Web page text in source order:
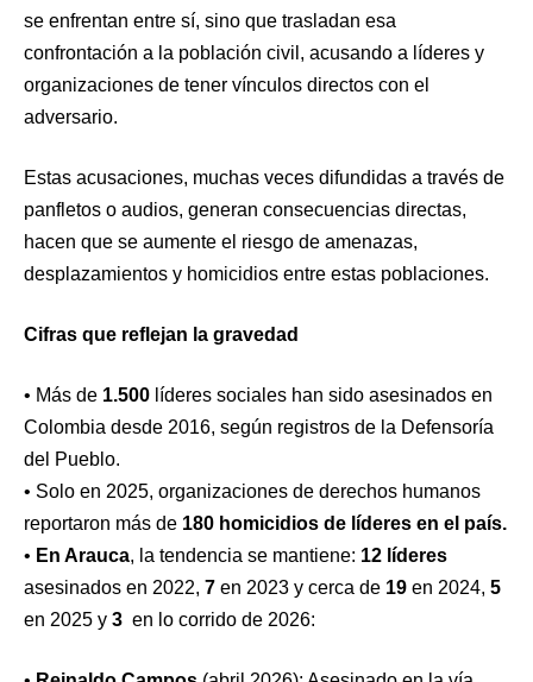
se enfrentan entre sí, sino que trasladan esa
confrontación a la población civil, acusando a líderes y
organizaciones de tener vínculos directos con el
adversario.
Estas acusaciones, muchas veces difundidas a través de
panfletos o audios, generan consecuencias directas,
hacen que se aumente el riesgo de amenazas,
desplazamientos y homicidios entre estas poblaciones.
Cifras que reflejan la gravedad
• Más de 1.500 líderes sociales han sido asesinados en
Colombia desde 2016, según registros de la Defensoría
del Pueblo.
• Solo en 2025, organizaciones de derechos humanos
reportaron más de 180 homicidios de líderes en el país.
• En Arauca, la tendencia se mantiene: 12 líderes
asesinados en 2022, 7 en 2023 y cerca de 19 en 2024, 5
en 2025 y 3 en lo corrido de 2026: